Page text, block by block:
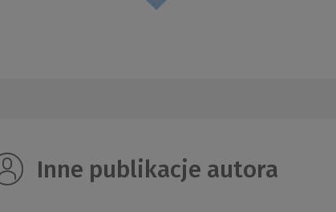
Inne publikacje autora